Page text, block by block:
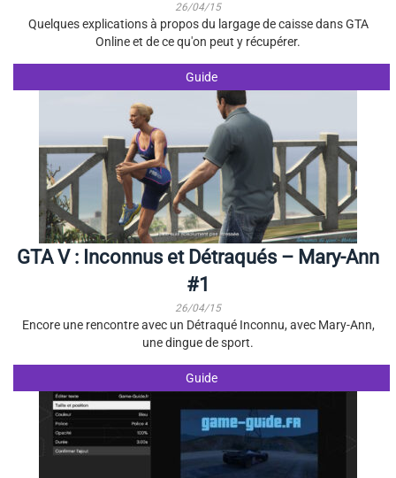
26/04/15
Quelques explications à propos du largage de caisse dans GTA
Online et de ce qu'on peut y récupérer.
Guide
GTA V : Inconnus et Détraqués – Mary-Ann
#1
26/04/15
Encore une rencontre avec un Détraqué Inconnu, avec Mary-Ann,
une dingue de sport.
Guide